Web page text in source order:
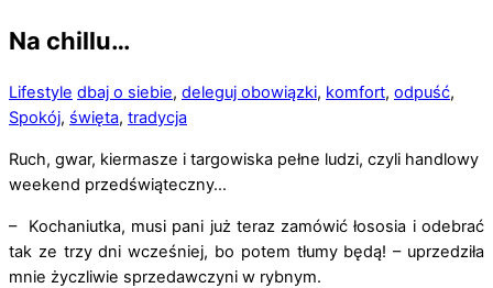
Na chillu…
Lifestyle dbaj o siebie, deleguj obowiązki, komfort, odpuść,
Spokój, święta, tradycja
Ruch, gwar, kiermasze i targowiska pełne ludzi, czyli handlowy
weekend przedświąteczny…
– Kochaniutka, musi pani już teraz zamówić łososia i odebrać
tak ze trzy dni wcześniej, bo potem tłumy będą! – uprzedziła
mnie życzliwie sprzedawczyni w rybnym.